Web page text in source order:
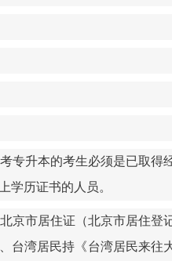
专升本的考生必须是已取得
学历证书的人员。
京市居住证（北京市居住登
台湾居民持《台湾居民来往